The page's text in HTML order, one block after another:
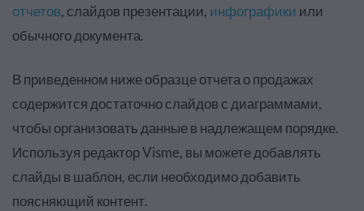
отчетов, слайдов презентации, инфографики или
обычного документа.
В приведенном ниже образце отчета о продажах
содержится достаточно слайдов с диаграммами,
чтобы организовать данные в надлежащем порядке.
Используя редактор Visme, вы можете добавлять
слайды в шаблон, если необходимо добавить
поясняющий контент.